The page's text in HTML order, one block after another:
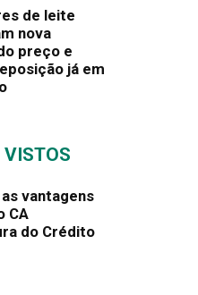
de leite
nova
preço e
já em
vantagens
CA
do Crédito